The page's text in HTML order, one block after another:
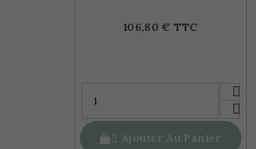
106,80 € TTC
 Ajouter Au Panier